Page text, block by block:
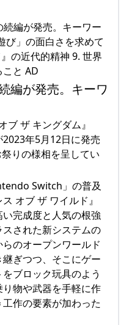
編が発売。キーワー
び」の面白さを求めて
の近代的精神 9. 世界
と AD
編が発売。キーワ
ブ ザ キングダム』
2023年5月12日に発売
りの様相を呈してい
Switch」の普及
オブ ザ ワイルド』
い完成度と人気の根強
された新システムの
のオープンワールド
ぎつつ、そこにゲー
ブロック玩具のよう
物や武器を手軽に作
作の要素が加わった